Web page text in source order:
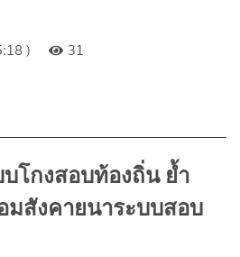
)
31
โกงสอบท้องถิ่น ย้ำ
มสังคายนาระบบสอบ